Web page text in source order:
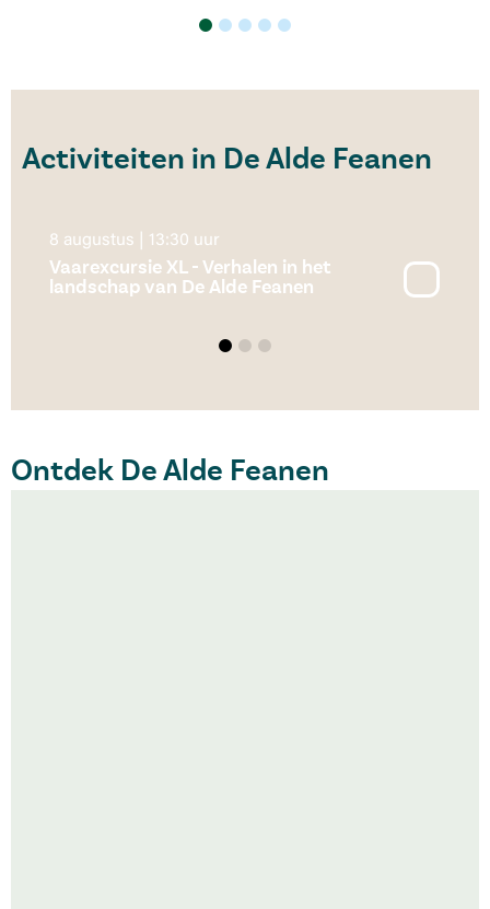
Activiteiten in De Alde Feanen
12 augustus | 10:00 uur
Expeditie Waterdiertjes & Survival (8+)
Ontdek De Alde Feanen